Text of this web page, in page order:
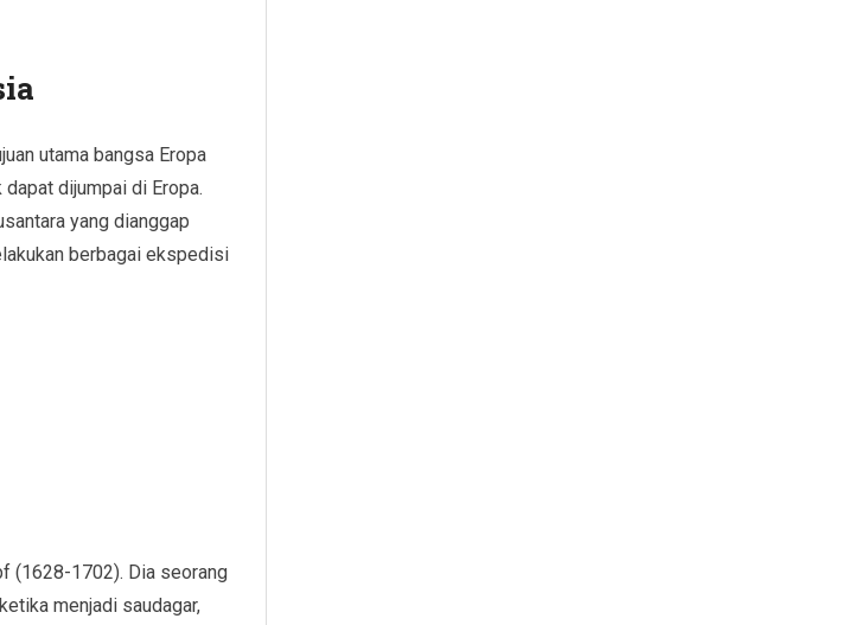
utama bangsa Eropa
dijumpai di Eropa.
yang dianggap
berbagai ekspedisi
(1628-1702). Dia seorang
menjadi saudagar,